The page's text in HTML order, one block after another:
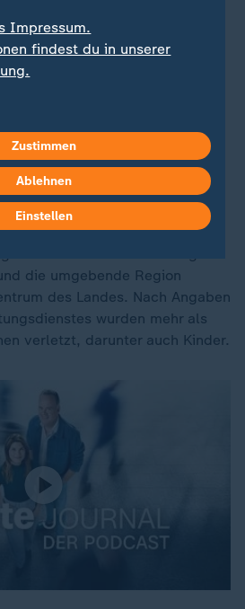
durch Eskalation ist
russischen Militärdenkens.
Umfeld von PräsidentWladimir
oder Reduzierung der
nicht zustimmen.
zum Wochenstart
mit Drohnen und Raketen
Wolodymyr Selenskyj
in der Nacht zum Montag 524
22 ballistische Raketen und
Besonders viele Angriffe
die umgebende Region
des Landes. Nach Angaben
wurden mehr als
verletzt, darunter auch Kinder.
Impressum.
findest du in unserer
Zustimmen
Ablehnen
Einstellen